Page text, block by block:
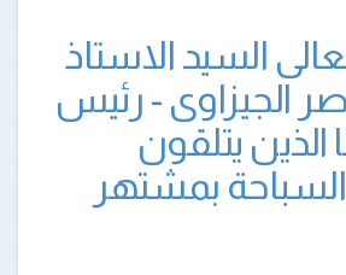
السيد الاستاذ
الجيزاوى - رئيس
الذين يتلقون
بمشتهر